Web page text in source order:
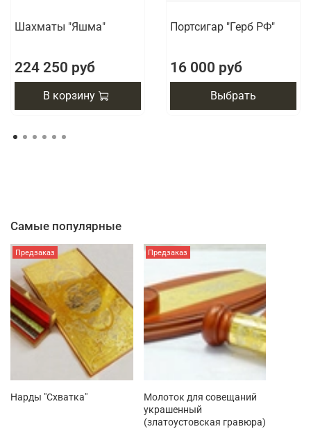
Шахматы "Яшма"
224 250 руб
В корзину
Портсигар "Герб РФ"
16 000 руб
Выбрать
Самые популярные
Предзаказ
Нарды "Схватка"
Предзаказ
Молоток для совещаний
украшенный
(златоустовская гравюра)